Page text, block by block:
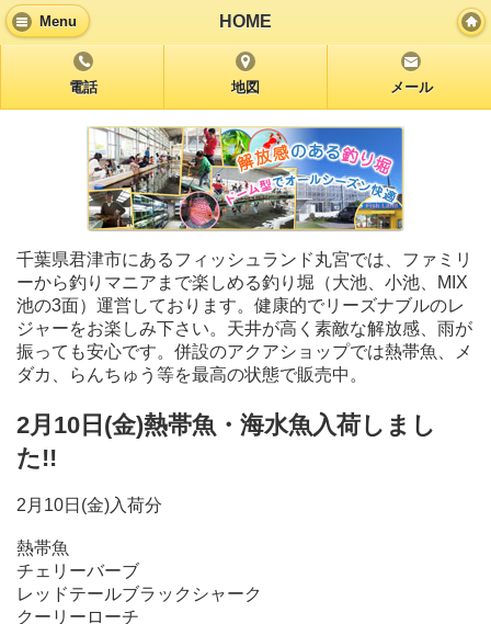
Menu HOME
電話 地図 メール
千葉県君津市にあるフィッシュランド丸宮では、ファミリ
ーから釣りマニアまで楽しめる釣り堀（大池、小池、MIX
池の3面）運営しております。健康的でリーズナブルのレ
ジャーをお楽しみ下さい。天井が高く素敵な解放感、雨が
振っても安心です。併設のアクアショップでは熱帯魚、メ
ダカ、らんちゅう等を最高の状態で販売中。
2月10日(金)熱帯魚・海水魚入荷しまし
た!!
2月10日(金)入荷分
熱帯魚
チェリーバーブ
レッドテールブラックシャーク
クーリーローチ